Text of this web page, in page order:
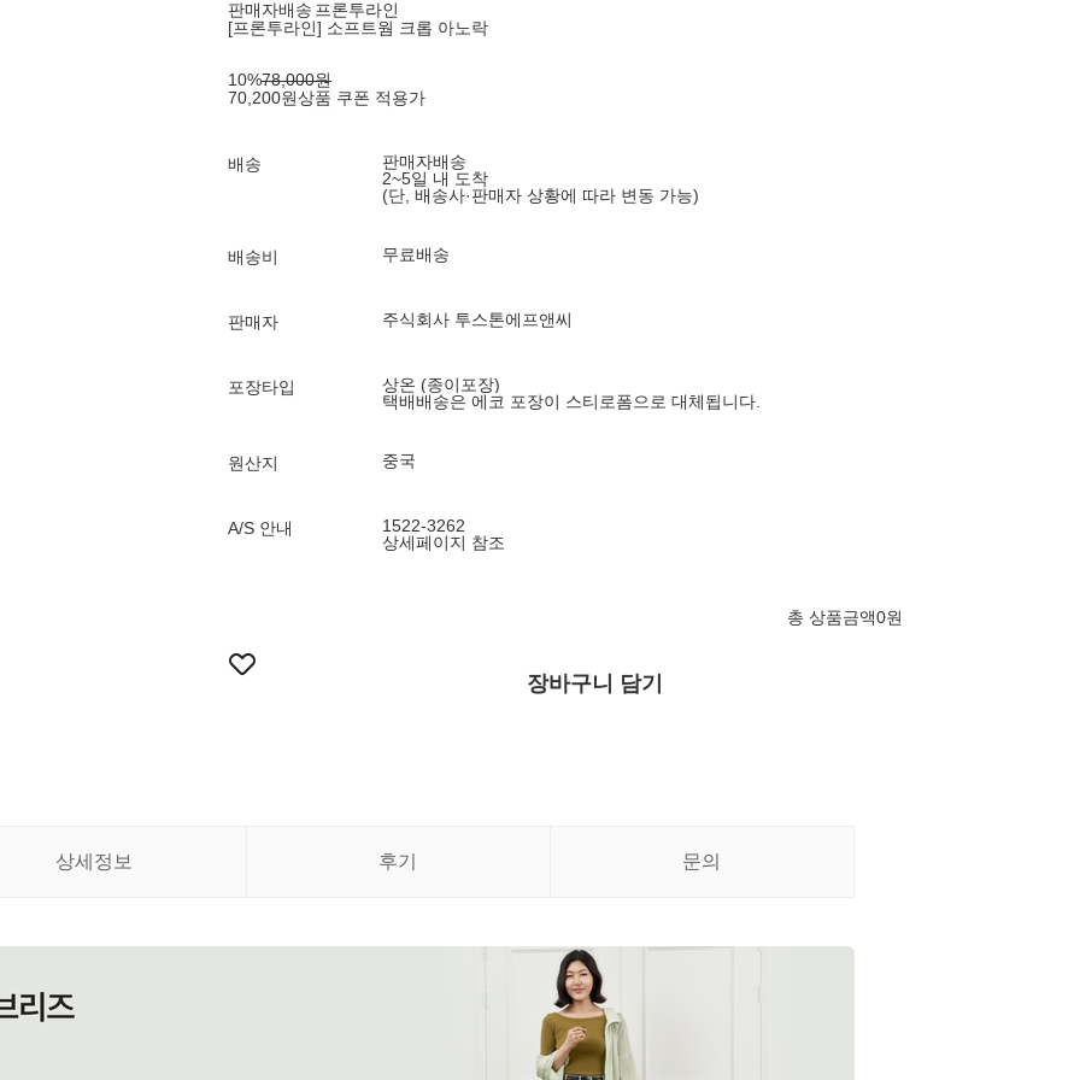
판매자배송 프론투라인
[프론투라인] 소프트웜 크롭 아노락
10%78,000원
70,200원상품 쿠폰 적용가
배송
판매자배송
2~5일 내 도착
(단, 배송사·판매자 상황에 따라 변동 가능)
배송비 무료배송
판매자 주식회사 투스톤에프앤씨
포장타입
상온 (종이포장)
택배배송은 에코 포장이 스티로폼으로 대체됩니다.
원산지 중국
A/S 안내
1522-3262
상세페이지 참조
총 상품금액0원
장바구니 담기
상세정보 후기 문의